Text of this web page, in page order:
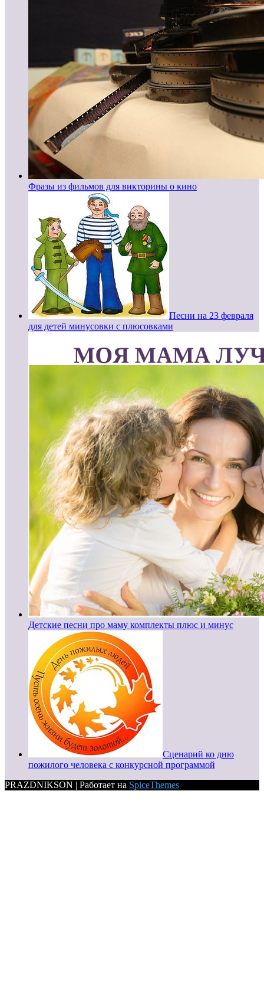
Фразы из фильмов для викторины о кино
Песни на 23 февраля
для детей минусовки с плюсовками
Детские песни про маму комплекты плюс и минус
Сценарий ко дню
пожилого человека с конкурсной программой
PRAZDNIKSON | Работает на SpiceThemes